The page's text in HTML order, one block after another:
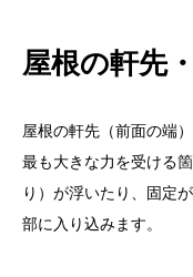
屋根の軒先
屋根の軒先（前面の端
最も大きな力を受ける
り）が浮いたり、固定
部に入り込みます。